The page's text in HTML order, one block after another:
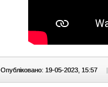
Опубліковано: 19-05-2023, 15:57 |